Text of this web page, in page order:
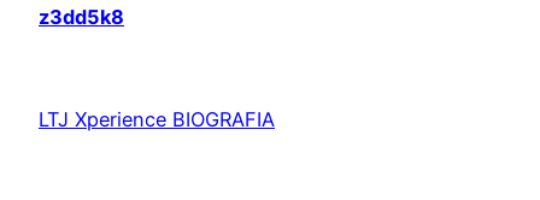
z3dd5k8
LTJ Xperience BIOGRAFIA